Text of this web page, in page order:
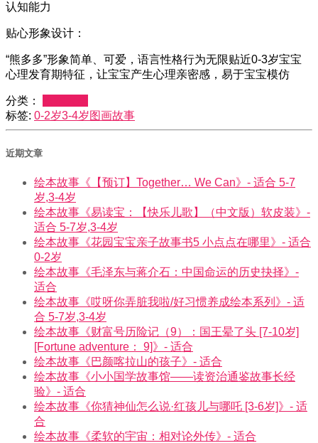
认知能力
贴心形象设计：
“熊多多”形象简单、可爱，语言性格行为无限贴近0-3岁宝宝
心理发育期特征，让宝宝产生心理亲密感，易于宝宝模仿
分类：
标签: 0-2岁3-4岁图画故事
近期文章
绘本故事《【预订】Together… We Can》- 适合 5-7
岁,3-4岁
绘本故事《易读宝：【快乐儿歌】（中文版）软皮装》-
适合 5-7岁,3-4岁
绘本故事《花园宝宝亲子故事书5 小点点在哪里》- 适合
0-2岁
绘本故事《毛泽东与蒋介石：中国命运的历史抉择》-
适合
绘本故事《哎呀你弄脏我啦/好习惯养成绘本系列》- 适
合 5-7岁,3-4岁
绘本故事《财富号历险记（9）：国王晕了头 [7-10岁]
[Fortune adventure： 9]》- 适合
绘本故事《巴颜喀拉山的孩子》- 适合
绘本故事《小小国学故事馆——读资治通鉴故事长经
验》- 适合
绘本故事《你猜神仙怎么说·红孩儿与哪吒 [3-6岁]》- 适
合
绘本故事《柔软的宇宙：相对论外传》- 适合